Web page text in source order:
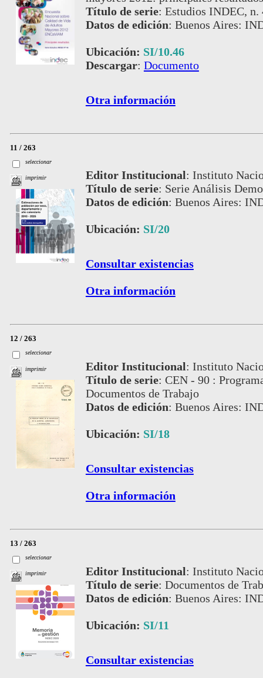
Título de serie: Estudios INDEC, n.
Datos de edición: Buenos Aires:
Ubicación: SI/10.46
Descargar: Documento
Otra información
11 / 263
seleccionar
imprimir Editor Institucional: Instituto
Título de serie: Serie Análisis
Datos de edición: Buenos Aires:
Ubicación: SI/20
Consultar existencias
Otra información
12 / 263
seleccionar
imprimir Editor Institucional: Instituto
Título de serie: CEN - 90 :
Documentos de Trabajo
Datos de edición: Buenos Aires:
Ubicación: SI/18
Consultar existencias
Otra información
13 / 263
seleccionar
imprimir Editor Institucional: Instituto
Título de serie: Documentos de
Datos de edición: Buenos Aires:
Ubicación: SI/11
Consultar existencias